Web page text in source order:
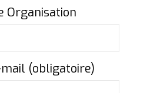
Organisation
(obligatoire)